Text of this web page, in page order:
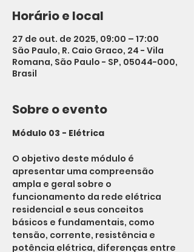
Horário e local
27 de out. de 2025, 09:00 – 17:00
São Paulo, R. Caio Graco, 24 - Vila
Romana, São Paulo - SP, 05044-000,
Brasil
Sobre o evento
Módulo 03 - Elétrica
O objetivo deste módulo é
apresentar uma compreensão
ampla e geral sobre o
funcionamento da rede elétrica
residencial e seus conceitos
básicos e fundamentais, como
tensão, corrente, resistência e
potência elétrica, diferenças entre